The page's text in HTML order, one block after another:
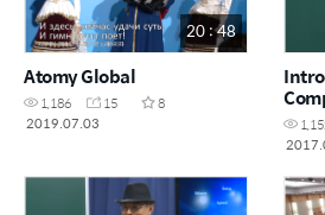
20 : 48
Atomy Global
1,186 15
8
2019.07.03